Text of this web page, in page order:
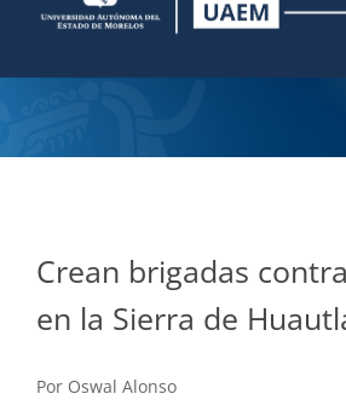
Crean brigadas
en la Sierra de
Por Oswal Alonso